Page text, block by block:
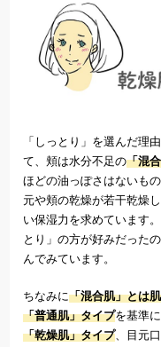
「しっとり」を選んだ理
て、頬は水分不足の「混
ほどの油っぽさはないも
元や頬の乾燥が若干乾燥
い保湿力を求めています
とり」の方が好みだった
んでみています。
ちなみに「混合肌」とは
「普通肌」タイプを基準
「乾燥肌」タイプ、目元